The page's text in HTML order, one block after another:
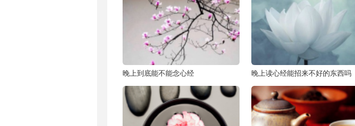
晚上到底能不能念心经 晚上读心经能招来不好的东西吗